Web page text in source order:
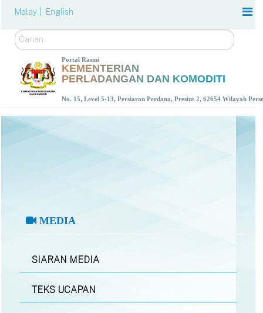
Malay | English
Carian
Portal Rasmi
KEMENTERIAN
PERLADANGAN DAN KOMODITI
No. 15, Level 5-13, Persiaran Perdana, Presint 2, 62654 Wilayah
MEDIA
SIARAN MEDIA
TEKS UCAPAN